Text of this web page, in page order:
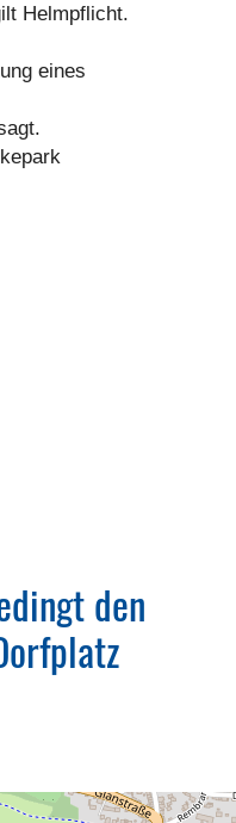
Helmpflicht.
eines
den